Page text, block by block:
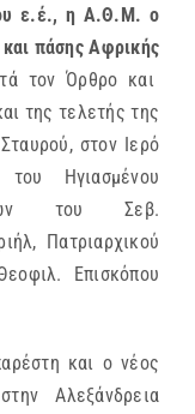
ε.έ., η Α.Θ.Μ. ο
πάσης Αφρικής
τον Όρθρο και
της τελετής της
στον Ιερό
Ηγιασμένου
του Σεβ.
Πατριαρχικού
Επισκόπου
και ο νέος
Αλεξάνδρεια